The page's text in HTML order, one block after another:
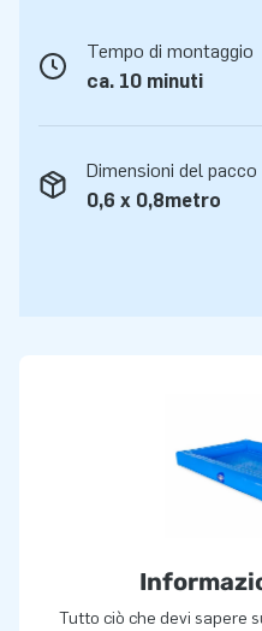
Tempo di montaggio
ca. 10 minuti
Dimensioni del pacco
0,6 x 0,8metro
Tutto ciò che devi sapere